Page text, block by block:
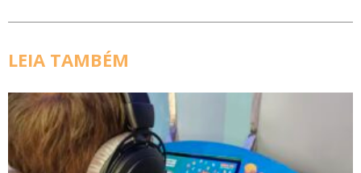
LEIA TAMBÉM